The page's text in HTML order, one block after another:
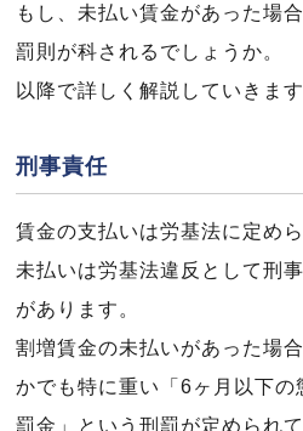
もし、未払い賃金があった場
罰則が科されるでしょうか。
以降で詳しく解説していきます
刑事責任
賃金の支払いは労基法に定め
未払いは労基法違反として刑
があります。
割増賃金の未払いがあった場
かでも特に重い「6ヶ月以下
罰金」という刑罰が定められて